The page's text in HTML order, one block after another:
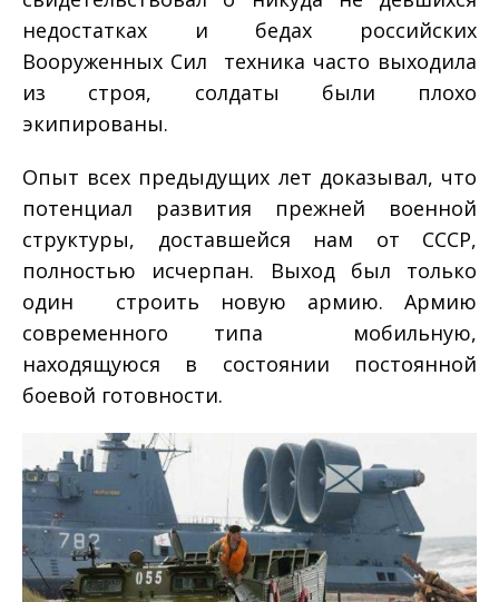
недостатках и бедах российских
Вооруженных Сил ­ техника часто выходила
из строя, солдаты были плохо
экипированы.
Опыт всех предыдущих лет доказывал, что
потенциал развития прежней военной
структуры, доставшейся нам от СССР,
полностью исчерпан. Выход был только
один ­ строить новую армию. Армию
современного типа ­ мобильную,
находящуюся в состоянии постоянной
боевой готовности.